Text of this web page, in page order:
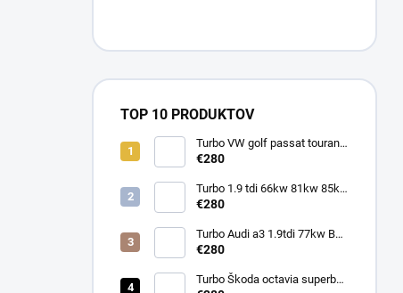
TOP 10 PRODUKTOV
Turbo VW golf passat touran
1.9tdi 77kw BXE BKC BJB
€280
Turbo 1.9 tdi 66kw 81kw 85kw
Škoda Octavia 713673
€280
Turbo Audi a3 1.9tdi 77kw BXE
BKC BJB 751851
€280
Turbo Škoda octavia superb